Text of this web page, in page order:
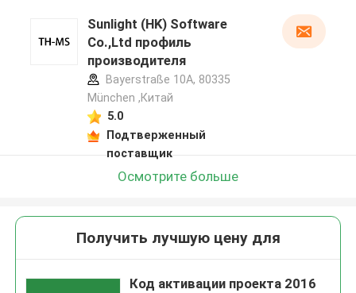
Sunlight (HK) Software
Co.,Ltd профиль
производителя
Bayerstraße 10A, 80335
München ,Китай
5.0
Подтверженный
поставщик
Осмотрите больше
Получить лучшую цену для
Код активации проекта 2016